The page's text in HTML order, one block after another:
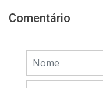
Comentário